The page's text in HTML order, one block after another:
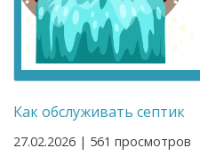
Как обслуживать септик
27.02.2026 | 561 просмотров